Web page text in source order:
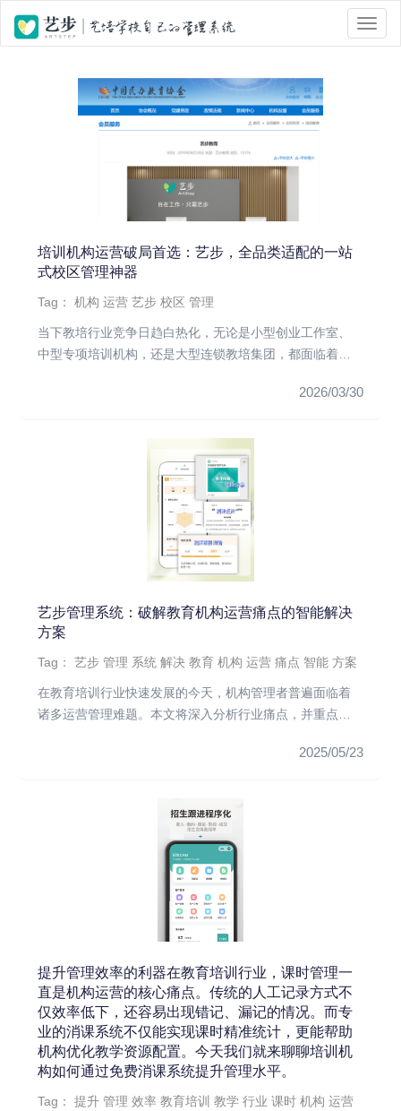
位置 : 首页 > Tag 标签页面 > 机构运营
培训机构运营破局首选：艺步，全品类适配的一站
式校区管理神器
Tag：机构 运营 艺步 校区 管理
当下教培行业竞争日趋白热化，无论是小型创业工作室、
中型专项培训机构，还是大型连锁教培集团，都面临着运
2026/03/30
艺步管理系统：破解教育机构运营痛点的智能解决
方案
Tag：艺步 管理 系统 解决 教育 机构 运营 痛点 智能 方案
在教育培训行业快速发展的今天，机构管理者普遍面临着
诸多运营管理难题。本文将深入分析行业痛点，并重点介
2025/05/23
提升管理效率的利器在教育培训行业，课时管理一
直是机构运营的核心痛点。传统的人工记录方式不
仅效率低下，还容易出现错记、漏记的情况。而专
业的消课系统不仅能实现课时精准统计，更能帮助
机构优化教学资源配置。今天我们就来聊聊培训机
构如何通过免费消课系统提升管理水平。
Tag：提升 管理 效率 教育培训 教学 行业 课时 机构 运营